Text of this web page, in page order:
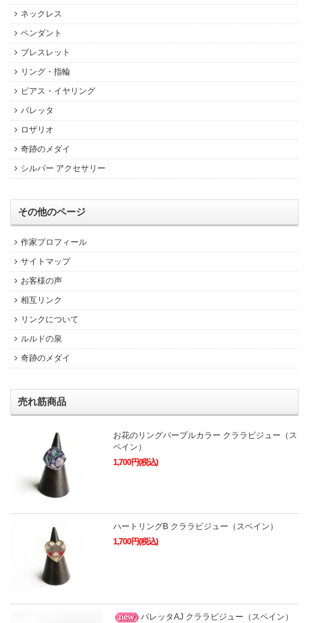
ネックレス
ペンダント
ブレスレット
リング・指輪
ピアス・イヤリング
バレッタ
ロザリオ
奇跡のメダイ
シルバー アクセサリー
その他のページ
作家プロフィール
サイトマップ
お客様の声
相互リンク
リンクについて
ルルドの泉
奇跡のメダイ
売れ筋商品
お花のリングパープルカラー クララビジュー（ス
ペイン）
1,700円(税込)
ハートリングB クララビジュー（スペイン）
1,700円(税込)
バレッタAJ クララビジュー（スペイン）